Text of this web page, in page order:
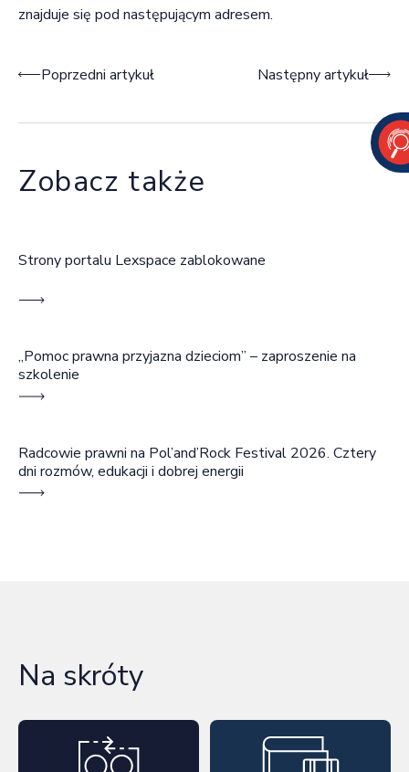
znajduje się pod następującym adresem.
Nawigacja wpisu
Poprzedni artykuł Następny artykuł
Zobacz także
Strony portalu Lexspace zablokowane
„Pomoc prawna przyjazna dzieciom” – zaproszenie na
szkolenie
Radcowie prawni na Pol’and’Rock Festival 2026. Cztery
dni rozmów, edukacji i dobrej energii
Na skróty